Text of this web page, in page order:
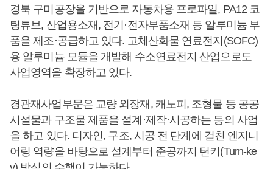
경북 구미공장을 기반으로 자동차용 프로파일, PA12 코
팅튜브, 산업용소재, 전기·전자부품소재 등 알루미늄 부
품을 제조·공급하고 있다. 고체산화물 연료전지(SOFC)
용 알루미늄 모듈을 개발해 수소연료전지 산업으로도
사업영역을 확장하고 있다.
경관재사업부문은 교량 외장재, 캐노피, 조형물 등 공공
시설물과 구조물 제품을 설계·제작·시공하는 등의 사업
을 하고 있다. 디자인, 구조, 시공 전 단계에 걸친 엔지니
어링 역량을 바탕으로 설계부터 준공까지 턴키(Turn-ke